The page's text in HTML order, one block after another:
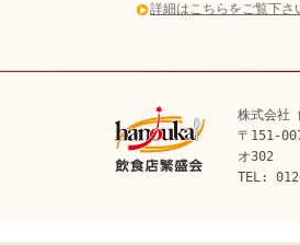
詳細はこちらをご覧下さ
株式会社
〒151-
オ302
TEL: